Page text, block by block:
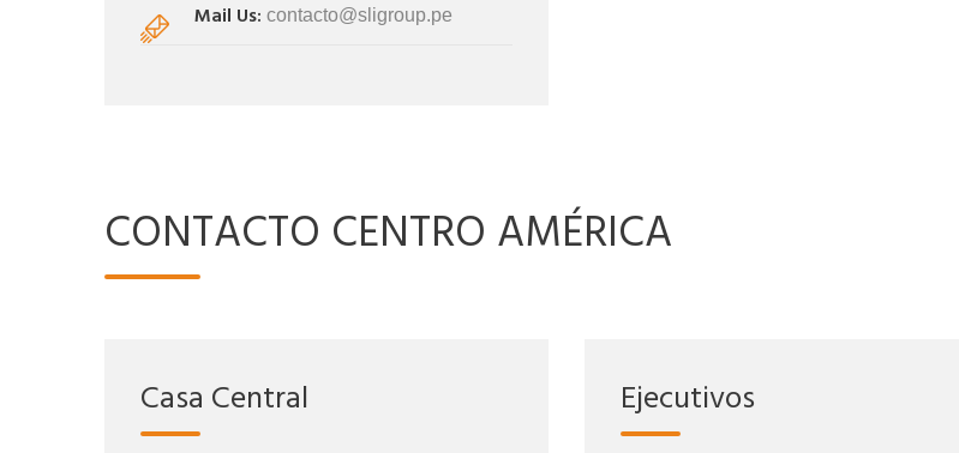
Mail Us: contacto@sligroup.pe
CONTACTO CENTRO AMÉRICA
Casa Central Ejecutivos